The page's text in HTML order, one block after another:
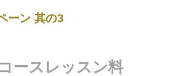
ーン 其の3
ースレッスン料